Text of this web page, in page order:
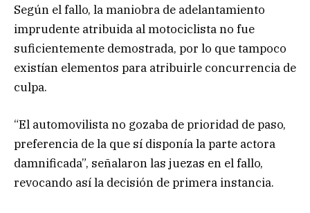
Según el fallo, la maniobra de adelantamiento
imprudente atribuida al motociclista no fue
suficientemente demostrada, por lo que tampoco
existían elementos para atribuirle concurrencia de
culpa.
“El automovilista no gozaba de prioridad de paso,
preferencia de la que sí disponía la parte actora
damnificada”, señalaron las juezas en el fallo,
revocando así la decisión de primera instancia.